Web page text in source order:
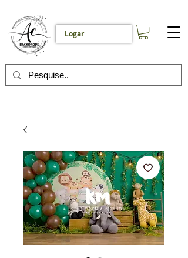
Logar